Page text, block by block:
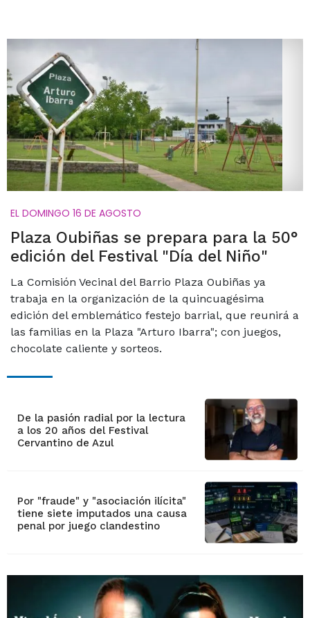
EL DOMINGO 16 DE AGOSTO
Plaza Oubiñas se prepara para la 50°
edición del Festival "Día del Niño"
La Comisión Vecinal del Barrio Plaza Oubiñas ya
trabaja en la organización de la quincuagésima
edición del emblemático festejo barrial, que reunirá a
las familias en la Plaza "Arturo Ibarra"; con juegos,
chocolate caliente y sorteos.
De la pasión radial por la lectura
a los 20 años del Festival
Cervantino de Azul
Por "fraude" y "asociación ilícita"
tiene siete imputados una causa
penal por juego clandestino